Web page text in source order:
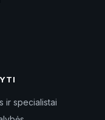
ir specialistai